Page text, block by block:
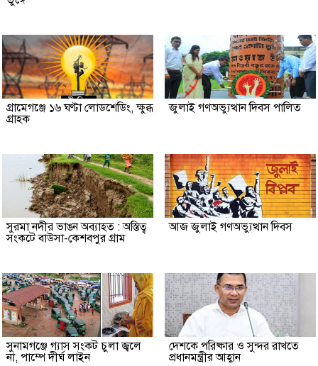
গ্রামেগঞ্জে ১৬ ঘণ্টা লোডশেডিং, ক্ষুব্ধ
গ্রাহক
জুলাই গণঅভ্যুত্থান দিবস পালিত
সুরমা নদীর ভাঙন অব্যাহত : অস্তিত্ব
সংকটে বাউসা-কেশবপুর গ্রাম
আজ জুলাই গণঅভ্যুত্থান দিবস
সুনামগঞ্জে গ্যাস সংকট চুলা জ্বলে
না, পাম্পে দীর্ঘ লাইন
দেশকে পরিষ্কার ও সুন্দর রাখতে
প্রধানমন্ত্রীর আহ্বান